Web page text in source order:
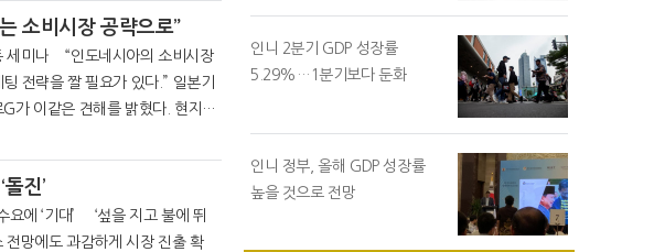
소비시장 공략으로”
소비시장
을 짤 필요가 있다.” 일본기
가 이같은 견해를 밝혔다. 현지의
있기 때문에
진’
을 지고 불에 뛰
인니 2분기 GDP 성장률
5.29%…1분기보다 둔화
인니 정부, 올해 GDP 성장률
높을 것으로 전망